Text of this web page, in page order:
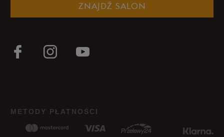
ZNAJDŹ SALON
METODY PŁATNOŚCI